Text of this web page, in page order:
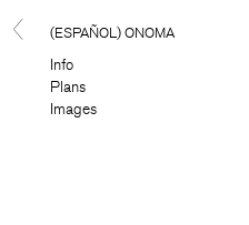
(ESPAÑOL) ONOMA
Info
Plans
Images